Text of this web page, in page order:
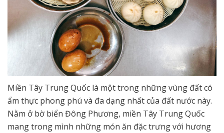
Miền Tây Trung Quốc là một trong những vùng đất có
ẩm thực phong phú và đa dạng nhất của đất nước này.
Nằm ở bờ biển Đông Phương, miền Tây Trung Quốc
mang trong mình những món ăn đặc trưng với hương